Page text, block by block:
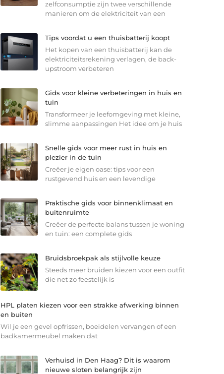
zelfconsumptie zijn twee verschillende
manieren om de elektriciteit van een
Tips voordat u een thuisbatterij koopt
Het kopen van een thuisbatterij kan de
elektriciteitsrekening verlagen, de back-
upstroom verbeteren
Gids voor kleine verbeteringen in huis en
tuin
Transformeer je leefomgeving met kleine,
slimme aanpassingen Het idee om je huis
Snelle gids voor meer rust in huis en
plezier in de tuin
Creëer je eigen oase: tips voor een
rustgevend huis en een levendige
Praktische gids voor binnenklimaat en
buitenruimte
Creëer de perfecte balans tussen je woning
en tuin: een complete gids
Bruidsbroekpak als stijlvolle keuze
Steeds meer bruiden kiezen voor een outfit
die net zo feestelijk is
HPL platen kiezen voor een strakke afwerking binnen
en buiten
Wil je een gevel opfrissen, boeidelen vervangen of een
badkamermeubel maken dat
Verhuisd in Den Haag? Dit is waarom
nieuwe sloten belangrijk zijn